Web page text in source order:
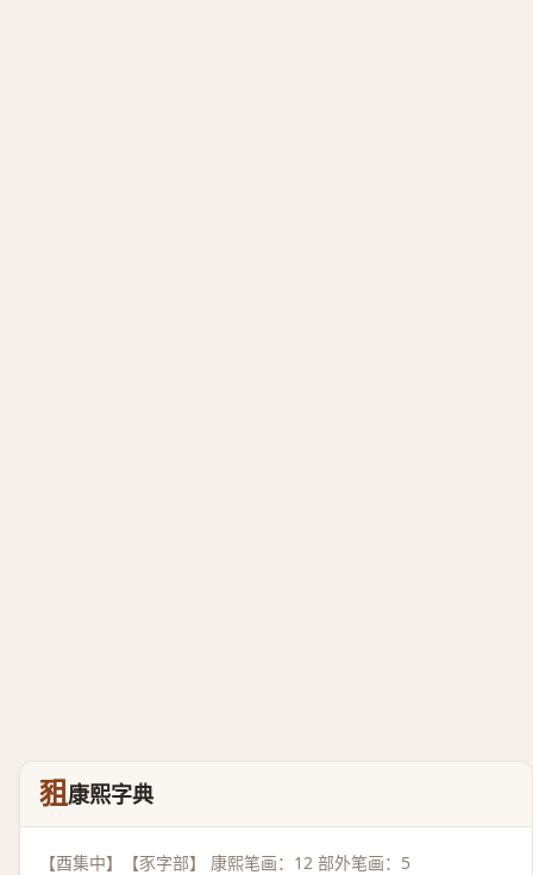
豠 康熙字典
【酉集中】【豕字部】 康熙笔画：12 部外笔画：5